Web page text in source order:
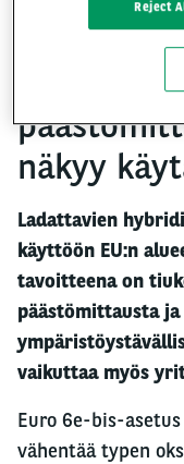
Miten
näkyy
Ladattavien
käyttöön EU:n
tavoitteena on
päästömittausta
vaikuttaa myös
Euro 6e-bis-
vähentää typen
Reject